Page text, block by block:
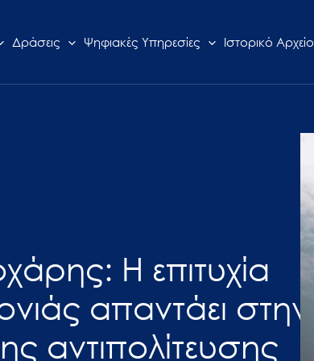
Δράσεις Ψηφιακές Υπηρεσίες Ιστορικό Αρχείο
Η επιτυχία
απαντάει στην
αντιπολίτευσης